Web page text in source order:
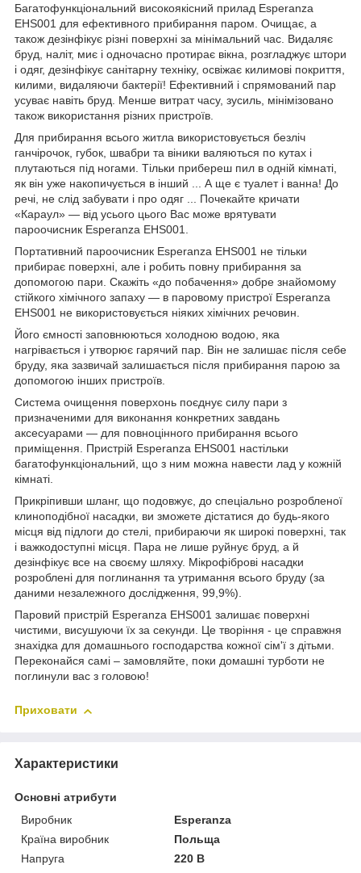
Багатофункціональний високоякісний прилад Esperanza
EHS001 для ефективного прибирання паром. Очищає, а
також дезінфікує різні поверхні за мінімальний час. Видаляє
бруд, наліт, миє і одночасно протирає вікна, розгладжує штори
і одяг, дезінфікує санітарну техніку, освіжає килимові покриття,
килими, видаляючи бактерії! Ефективний і спрямований пар
усуває навіть бруд. Менше витрат часу, зусиль, мінімізовано
також використання різних пристроїв.
Для прибирання всього житла використовується безліч
ганчірочок, губок, швабри та віники валяються по кутах і
плутаються під ногами. Тільки прибереш пил в одній кімнаті,
як він уже накопичується в інший ... А ще є туалет і ванна! До
речі, не слід забувати і про одяг ... Почекайте кричати
«Караул» ― від усього цього Вас може врятувати
пароочисник Esperanza EHS001.
Портативний пароочисник Esperanza EHS001 не тільки
прибирає поверхні, але і робить повну прибирання за
допомогою пари. Скажіть «до побачення» добре знайомому
стійкого хімічного запаху ― в паровому пристрої Esperanza
EHS001 не використовується ніяких хімічних речовин.
Його ємності заповнюються холодною водою, яка
нагрівається і утворює гарячий пар. Він не залишає після себе
бруду, яка зазвичай залишається після прибирання парою за
допомогою інших пристроїв.
Система очищення поверхонь поєднує силу пари з
призначеними для виконання конкретних завдань
аксесуарами ― для повноцінного прибирання всього
приміщення. Пристрій Esperanza EHS001 настільки
багатофункціональний, що з ним можна навести лад у кожній
кімнаті.
Прикріпивши шланг, що подовжує, до спеціально розробленої
клиноподібної насадки, ви зможете дістатися до будь-якого
місця від підлоги до стелі, прибираючи як широкі поверхні, так
і важкодоступні місця. Пара не лише руйнує бруд, а й
дезінфікує все на своєму шляху. Мікрофіброві насадки
розроблені для поглинання та утримання всього бруду (за
даними незалежного дослідження, 99,9%).
Паровий пристрій Esperanza EHS001 залишає поверхні
чистими, висушуючи їх за секунди. Це творіння - це справжня
знахідка для домашнього господарства кожної сім'ї з дітьми.
Переконайся самі – замовляйте, поки домашні турботи не
поглинули вас з головою!
Приховати
Характеристики
Основні атрибути
Виробник
Esperanza
Країна виробник
Польща
Напруга
220 В